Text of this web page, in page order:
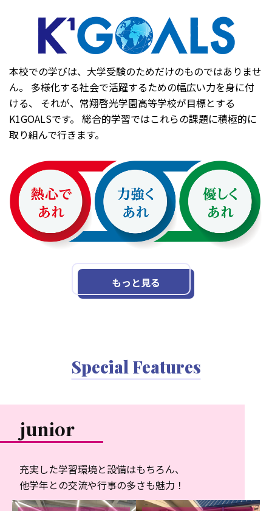
本校での学びは、大学受験のためだけのものではありませ
ん。 多様化する社会で活躍するための幅広い力を身に付
ける、 それが、常翔啓光学園高等学校が目標とする
K1GOALSです。 総合的学習ではこれらの課題に積極的に
取り組んで行きます。
もっと見る
Special Features
junior
充実した学習環境と設備はもちろん、
他学年との交流や行事の多さも魅力！